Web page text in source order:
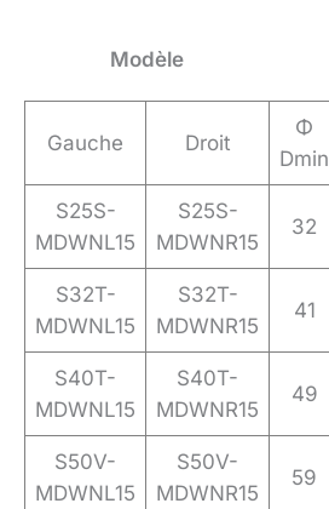
Modèle
Gauche Droit
Φ
Dmin
S25S-
MDWNL15
S25S-
MDWNR15
32
S32T-
MDWNL15
S32T-
MDWNR15
41
S40T-
MDWNL15
S40T-
MDWNR15
49
S50V-
MDWNL15
S50V-
MDWNR15
59